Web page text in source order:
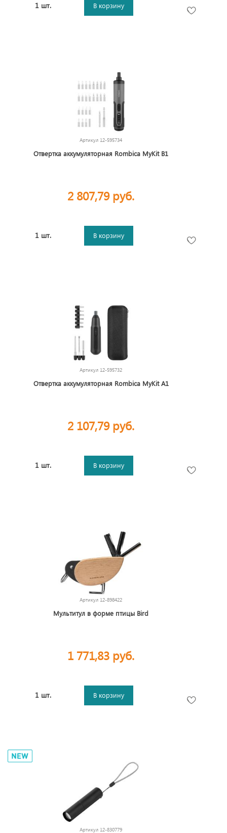
1 шт. В корзину
Артикул 12-595734
Отвертка аккумуляторная Rombica MyKit B1
2 807,79 руб.
1 шт. В корзину
Артикул 12-595732
Отвертка аккумуляторная Rombica MyKit A1
2 107,79 руб.
1 шт. В корзину
Артикул 12-898422
Мультитул в форме птицы Bird
1 771,83 руб.
1 шт. В корзину
Артикул 12-830779